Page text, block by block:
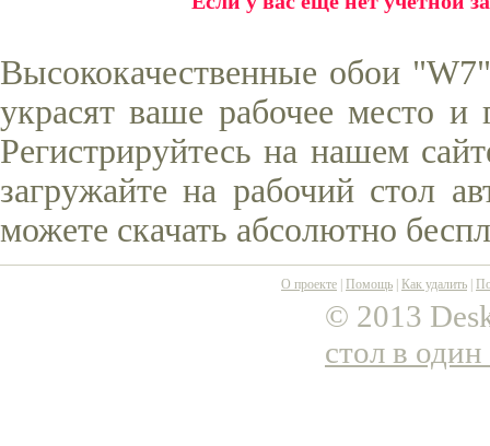
Высококачественные обои
украсят ваше рабочее место и
Регистрируйтесь на нашем
загружайте на рабочий стол
можете скачать абсолютно
О проекте Помощь Как удалить
© 2013
стол в